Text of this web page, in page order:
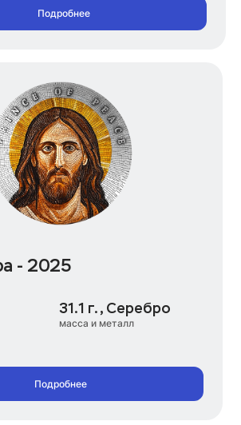
Подробнее
- 2025
31.1 г., Серебро
масса и металл
Подробнее